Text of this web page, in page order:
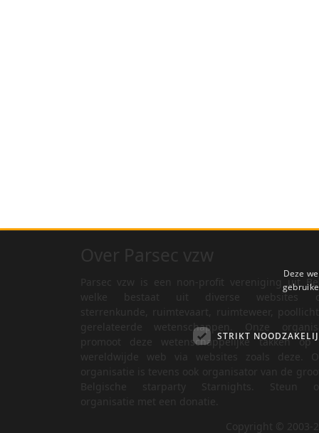
Parsec vzw is een non-profit vereniging uit
welke bestaat uit diverse websites
gerelateerde wetenschappen. Onze
promoot deze wetenschappelijke takken op
Deze
STRIKT